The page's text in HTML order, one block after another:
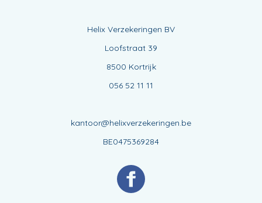
Helix Verzekeringen BV
Loofstraat 39
8500 Kortrijk
056 52 11 11
kantoor@helixverzekeringen.be
BE0475369284